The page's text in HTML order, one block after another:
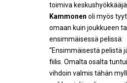
toimiva keskushyökkääjä
Kammonen oli myös
omaan kuin joukkueen
ensimmäisessä pelissä:
“Ensimmäisestä pelistä
fiilis. Omalta osalta
vihdoin valmis tähän